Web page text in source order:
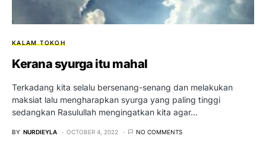
KALAM TOKOH
Kerana syurga itu mahal
Terkadang kita selalu bersenang-senang dan melakukan
maksiat lalu mengharapkan syurga yang paling tinggi
sedangkan Rasulullah mengingatkan kita agar…
BY NURDIEYLA OCTOBER 4, 2022 NO COMMENTS